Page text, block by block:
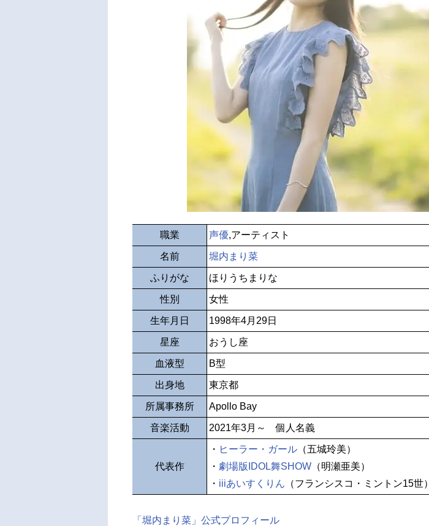
職業 声優,アーティスト
名前 堀内まり菜
ふりがな ほりうちまりな
性別 女性
生年月日 1998年4月29日
星座 おうし座
血液型 B型
出身地 東京都
所属事務所 Apollo Bay
音楽活動 2021年3月～ 個人名義
代表作
・ ヒーラー・ガール （五城玲美）
・ 劇場版IDOL舞SHOW （明瀬亜美）
・ iiiあいすくりん （フランシスコ・ミントン15世）
「堀内まり菜」公式プロフィール
radio 大直会 2nd season